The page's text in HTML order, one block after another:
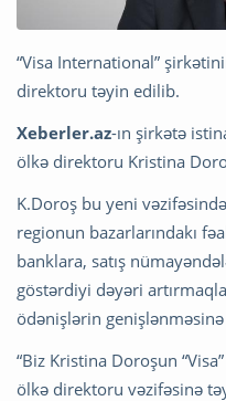
“Visa International”
direktoru təyin edilib.
Xeberler.az-ın şirkətə
ölkə direktoru Kristina
K.Doroş bu yeni
regionun bazarlarındakı
banklara, satış
göstərdiyi dəyəri
ödənişlərin
“Biz Kristina Doroşun
ölkə direktoru vəzifəsinə